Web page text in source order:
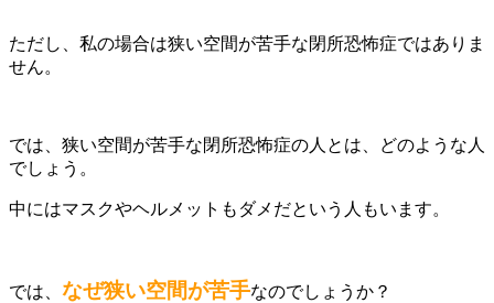
ただし、私の場合は狭い空間が苦手な閉所恐怖症ではありま
せん。
では、狭い空間が苦手な閉所恐怖症の人とは、どのような人
でしょう。
中にはマスクやヘルメットもダメだという人もいます。
では、 なぜ狭い空間が苦手なのでしょうか？